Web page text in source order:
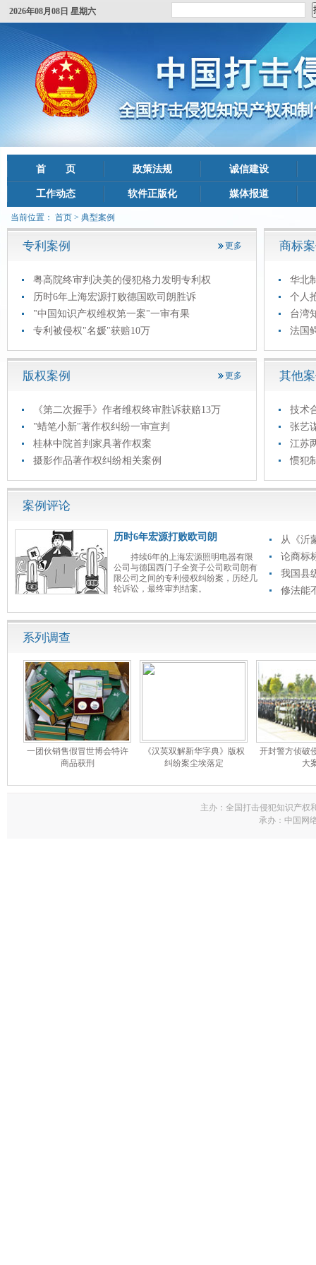
2026年08月08日 星期六
首 页 政策法规 诚信建设
工作动态 软件正版化 媒体报道
当前位置： 首页 > 典型案例
专利案例 更多
粤高院终审判决美的侵犯格力发明专利权
历时6年上海宏源打败德国欧司朗胜诉
"中国知识产权维权第一案"一审有果
专利被侵权"名媛"获赔10万
版权案例 更多
《第二次握手》作者维权终审胜诉获赔13万
"蜡笔小新"著作权纠纷一审宣判
桂林中院首判家具著作权案
摄影作品著作权纠纷相关案例
商标
华北
个人
台湾
法国
其他
技术
张艺
江苏
惯犯
案例评论
历时6年宏源打败欧司朗
持续6年的上海宏源照明电器有限
公司与德国西门子全资子公司欧司朗有
限公司之间的专利侵权纠纷案，历经几
轮诉讼，最终审判结案。
从《沂
论商标
我国县
修法能
系列调查
一团伙销售假冒世博会特许
商品获刑
《汉英双解新华字典》版权
纠纷案尘埃落定
开封警方侦破
大
主办：全国打击侵犯知识产权
承办：中国网